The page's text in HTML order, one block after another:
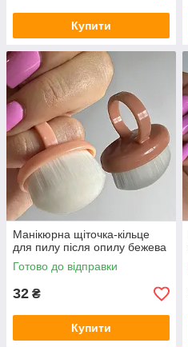
Купити
Манікюрна щіточка-кільце
для пилу після опилу бежева
Готово до відправки
32 ₴
Купити